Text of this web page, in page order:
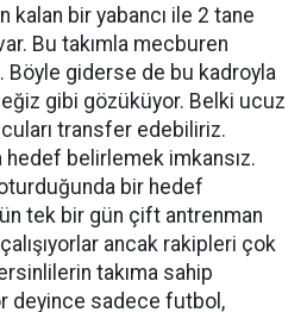
bir yabancı ile 2 tane
Bu takımla mecburen
Böyle giderse de bu kadroyla
gibi gözüküyor. Belki ucuz
transfer edebiliriz.
belirlemek imkansız.
bir hedef
tek bir gün çift antrenman
ancak rakipleri çok
takıma sahip
deyince sadece futbol,